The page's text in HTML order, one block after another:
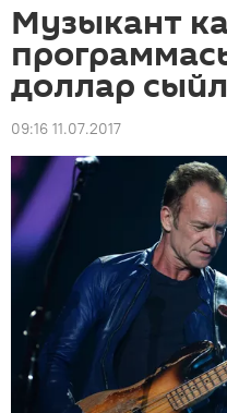
Музыкант
доллар
09:16 11.07.2017